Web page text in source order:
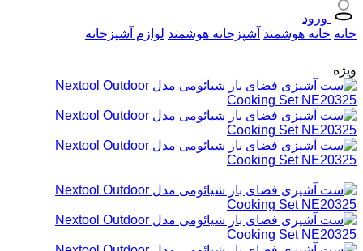
ورود
خانه خانه هوشمند آشپزخانه هوشمند لوازم آشپزخانه
ویژه